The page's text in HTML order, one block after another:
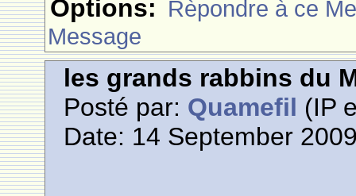
Options: Rèpondre à ce
Message
les grands rabbins du
Posté par: Quamefil (IP
Date: 14 September